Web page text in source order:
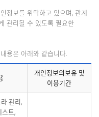
정보를 위탁하고 있으며, 관계
관리될 수 있도록 필요한
용은 아래와 같습니다.
개인정보의보유 및
이용기간
관리,
스트,